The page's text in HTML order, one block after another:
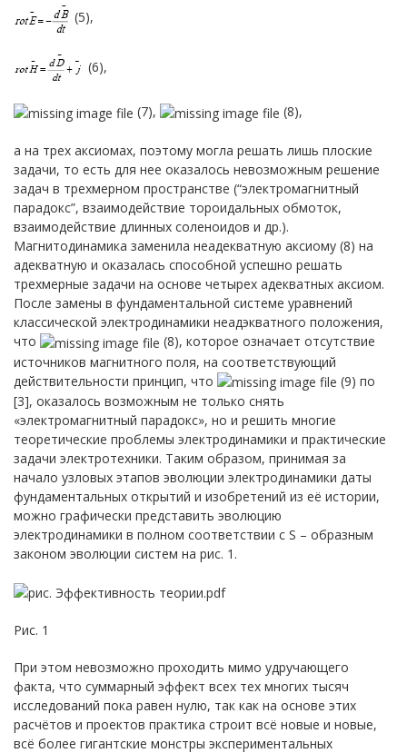
(5),
(6),
(7), (8),
а на трех аксиомах, поэтому могла решать лишь плоские
задачи, то есть для нее оказалось невозможным решение
задач в трехмерном пространстве (“электромагнитный
парадокс”, взаимодействие тороидальных обмоток,
взаимодействие длинных соленоидов и др.).
Магнитодинамика заменила неадекватную аксиому (8) на
адекватную и оказалась способной успешно решать
трехмерные задачи на основе четырех адекватных аксиом.
После замены в фундаментальной системе уравнений
классической электродинамики неадэкватного положения,
что
(8), которое означает отсутствие
источников магнитного поля, на соответствующий
действительности принцип, что
(9) по
[3], оказалось возможным не только снять
«электромагнитный парадокс», но и решить многие
теоретические проблемы электродинамики и практические
задачи электротехники. Таким образом, принимая за
начало узловых этапов эволюции электродинамики даты
фундаментальных открытий и изобретений из её истории,
можно графически представить эволюцию
электродинамики в полном соответствии с S – образным
законом эволюции систем на рис. 1.
Рис. 1
При этом невозможно проходить мимо удручающего
факта, что суммарный эффект всех тех многих тысяч
исследований пока равен нулю, так как на основе этих
расчётов и проектов практика строит всё новые и новые,
всё более гигантские монстры экспериментальных